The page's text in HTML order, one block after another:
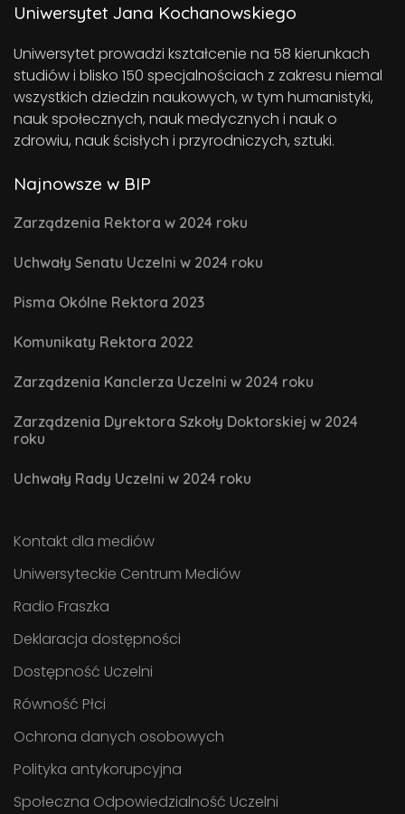
Uniwersytet Jana Kochanowskiego
Uniwersytet prowadzi kształcenie na 58 kierunkach
studiów i blisko 150 specjalnościach z zakresu niemal
wszystkich dziedzin naukowych, w tym humanistyki,
nauk społecznych, nauk medycznych i nauk o
zdrowiu, nauk ścisłych i przyrodniczych, sztuki.
Najnowsze w BIP
Zarządzenia Rektora w 2024 roku
Uchwały Senatu Uczelni w 2024 roku
Pisma Okólne Rektora 2023
Komunikaty Rektora 2022
Zarządzenia Kanclerza Uczelni w 2024 roku
Zarządzenia Dyrektora Szkoły Doktorskiej w 2024
roku
Uchwały Rady Uczelni w 2024 roku
Kontakt dla mediów
Uniwersyteckie Centrum Mediów
Radio Fraszka
Deklaracja dostępności
Dostępność Uczelni
Równość Płci
Ochrona danych osobowych
Polityka antykorupcyjna
Społeczna Odpowiedzialność Uczelni